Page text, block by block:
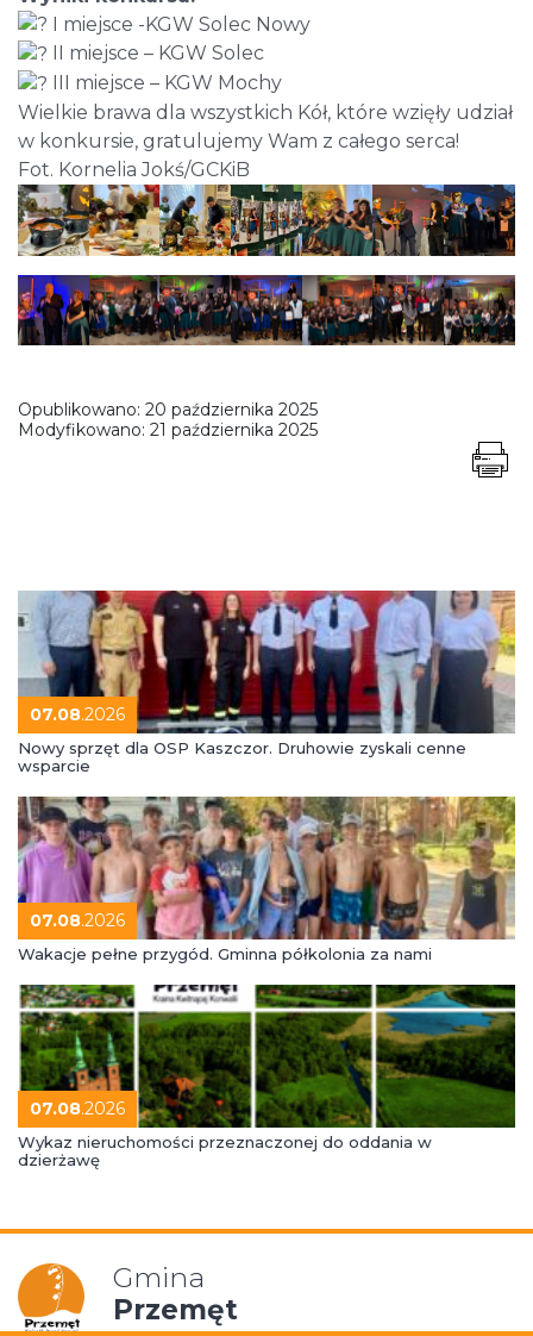
I miejsce -KGW Solec Nowy
II miejsce – KGW Solec
III miejsce – KGW Mochy
Wielkie brawa dla wszystkich Kół, które wzięły udział
w konkursie, gratulujemy Wam z całego serca!
Fot. Kornelia Jokś/GCKiB
Opublikowano: 20 października 2025
Modyfikowano: 21 października 2025
07.08.2026
Nowy sprzęt dla OSP Kaszczor. Druhowie zyskali cenne
wsparcie
07.08.2026
Wakacje pełne przygód. Gminna półkolonia za nami
07.08.2026
Wykaz nieruchomości przeznaczonej do oddania w
dzierżawę
Gmina
Przemęt